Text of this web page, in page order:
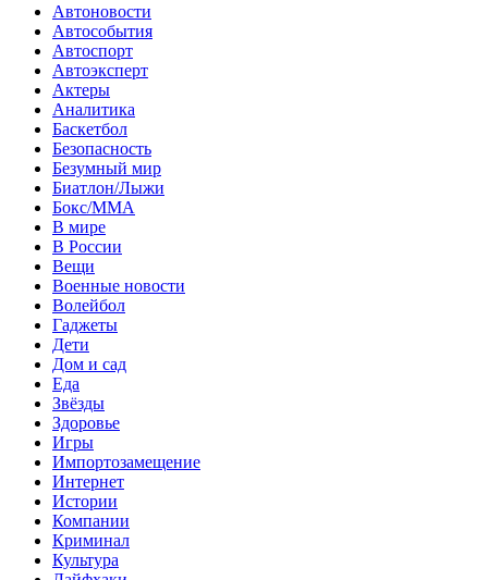
Автоновости
Автособытия
Автоспорт
Автоэксперт
Актеры
Аналитика
Баскетбол
Безопасность
Безумный мир
Биатлон/Лыжи
Бокс/MMA
В мире
В России
Вещи
Военные новости
Волейбол
Гаджеты
Дети
Дом и сад
Еда
Звёзды
Здоровье
Игры
Импортозамещение
Интернет
Истории
Компании
Криминал
Культура